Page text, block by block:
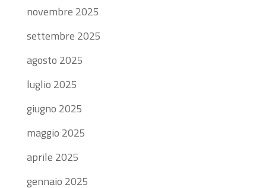
novembre 2025
settembre 2025
agosto 2025
luglio 2025
giugno 2025
maggio 2025
aprile 2025
gennaio 2025